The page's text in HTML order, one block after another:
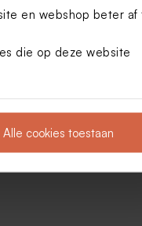
en webshop beter af
die op deze website
Alle cookies toestaan